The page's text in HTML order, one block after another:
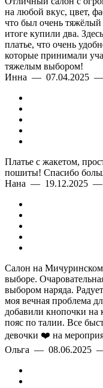
на любой вкус, цвет,
что был очень
итоге купили два.
платье, что очень
которые принимали
тяжелым выбором!
Инна — 07.04.2025 —
Платье с жакетом,
пошиты! Спасибо
Нана — 19.12.2025 —
Салон на
выборе.
выбором наряда.
моя вечная проблема
добавили кнопочки на
пояс по талии. Все
девочки ❤️ на
Ольга — 08.06.2025